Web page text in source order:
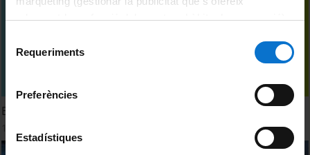
adequant-la en funció dels vostres hàbits de navegació).
consultar laPolítica de galetes del lloc web de la
Requeriments
Preferències
Estadístiques
Estudi41/Document 01